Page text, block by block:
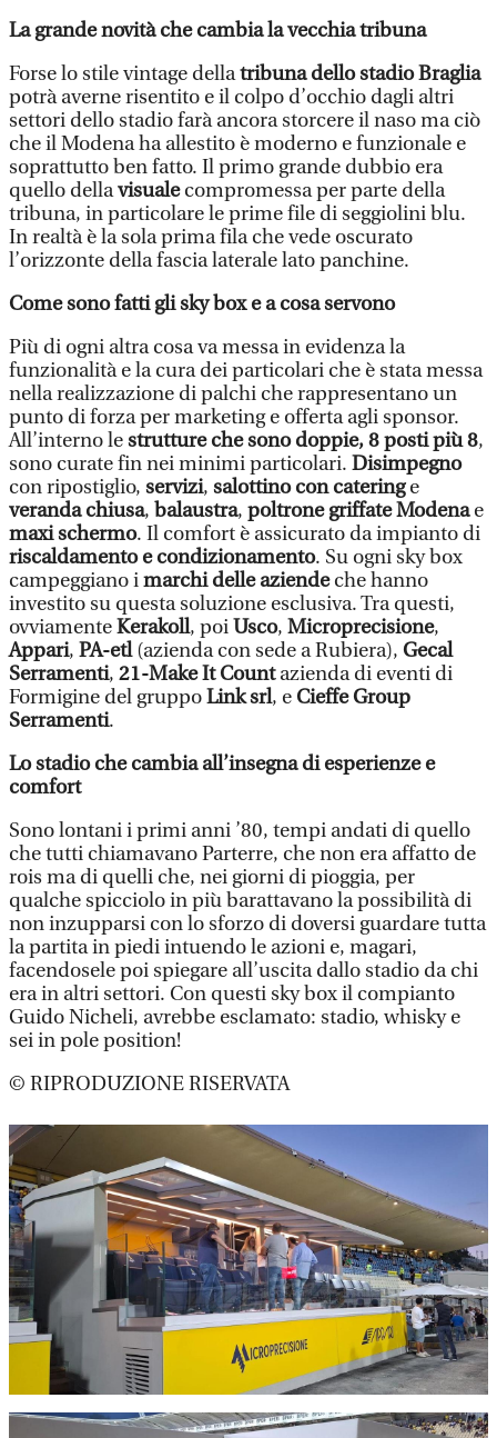
La grande novità che cambia la vecchia tribuna
Forse lo stile vintage dellatribuna dello stadio Braglia
potrà averne risentito e il colpo d’occhio dagli altri
settori dello stadio farà ancora storcere il naso ma ciò
che il Modena ha allestito è moderno e funzionale e
soprattutto ben fatto. Il primo grande dubbio era
quello dellavisualecompromessa per parte della
tribuna, in particolare le prime file di seggiolini blu.
In realtà è la sola prima fila che vede oscurato
l’orizzonte della fascia laterale lato panchine.
Come sono fatti gli sky box e a cosa servono
Più di ogni altra cosa va messa in evidenza la
funzionalità e la cura dei particolari che è stata messa
nella realizzazione di palchi che rappresentano un
punto di forza per marketing e offerta agli sponsor.
All’interno lestrutture che sono doppie, 8 posti più 8,
sono curate fin nei minimi particolari. Disimpegno
con ripostiglio, servizi, salottino con cateringe
veranda chiusa, balaustra, poltrone griffate Modenae
maxi schermo. Il comfort è assicurato da impianto di
riscaldamento e condizionamento. Su ogni sky box
campeggiano imarchi delle aziendeche hanno
investito su questa soluzione esclusiva. Tra questi,
ovviamenteKerakoll, poiUsco, Microprecisione,
Appari, PA-etl(azienda con sede a Rubiera), Gecal
Serramenti, 21-Make It Countazienda di eventi di
Formigine del gruppoLink srl, e Cieffe Group
Serramenti.
Lo stadio che cambia all’insegna di esperienze e
comfort
Sono lontani i primi anni ’80, tempi andati di quello
che tutti chiamavano Parterre, che non era affatto de
rois ma di quelli che, nei giorni di pioggia, per
qualche spicciolo in più barattavano la possibilità di
non inzupparsi con lo sforzo di doversi guardare tutta
la partita in piedi intuendo le azioni e, magari,
facendosele poi spiegare all’uscita dallo stadio da chi
era in altri settori. Con questi sky box il compianto
Guido Nicheli, avrebbe esclamato: stadio, whisky e
sei in pole position!
© RIPRODUZIONE RISERVATA